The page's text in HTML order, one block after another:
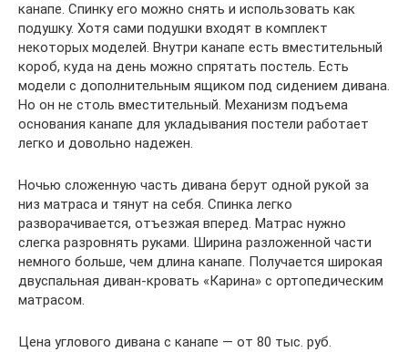
канапе. Спинку его можно снять и использовать как
подушку. Хотя сами подушки входят в комплект
некоторых моделей. Внутри канапе есть вместительный
короб, куда на день можно спрятать постель. Есть
модели с дополнительным ящиком под сидением дивана.
Но он не столь вместительный. Механизм подъема
основания канапе для укладывания постели работает
легко и довольно надежен.
Ночью сложенную часть дивана берут одной рукой за
низ матраса и тянут на себя. Спинка легко
разворачивается, отъезжая вперед. Матрас нужно
слегка разровнять руками. Ширина разложенной части
немного больше, чем длина канапе. Получается широкая
двуспальная диван-кровать «Карина» с ортопедическим
матрасом.
Цена углового дивана с канапе — от 80 тыс. руб.